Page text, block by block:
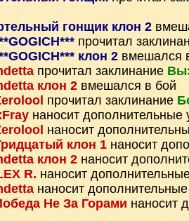
гонщик клон 2
прочитал
клон 2 вмешался
прочитал заклинание
клон 2 вмешался в бой
прочитал заклинание
наносит дополнительные
наносит
клон 1 наносит
клон 2 наносит
R. наносит
наносит
Не За Горами наносит